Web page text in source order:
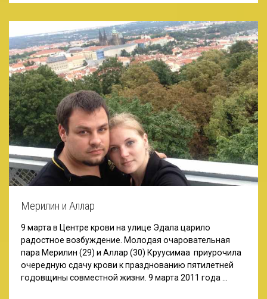
Мерилин и Аллар
9 марта в Центре крови на улице Эдала царило
радостное возбуждение. Молодая очаровательная
пара Мерилин (29) и Аллар (30) Круусимаа приурочила
очередную сдачу крови к празднованию пятилетней
годовщины совместной жизни. 9 марта 2011 года …